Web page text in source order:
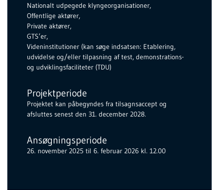
Nationalt udpegede klyngeorganisationer,
Offentlige aktører,
Private aktører,
GTS’er,
Videninstitutioner (kan søge indsatsen: Etablering,
udvidelse og/eller tilpasning af test, demonstrations-
og udviklingsfaciliteter (TDU)
Projektperiode
Projektet kan påbegyndes fra tilsagnsaccept og
afsluttes senest den 31. december 2028.
Ansøgningsperiode
26. november 2025 til 6. februar 2026 kl. 12.00